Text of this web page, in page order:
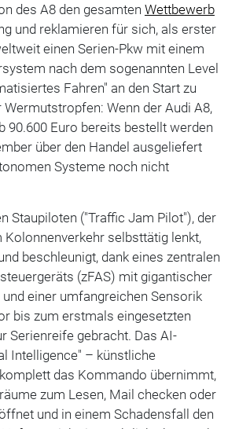
des A8 den gesamten Wettbewerb
und reklamieren für sich, als erster
einen Serien-Pkw mit einem
nach dem sogenannten Level
Fahren" an den Start zu
Wermutstropfen: Wenn der Audi A8,
90.600 Euro bereits bestellt werden
über den Handel ausgeliefert
Systeme noch nicht
Staupiloten ("Traffic Jam Pilot"), der
Kolonnenverkehr selbsttätig lenkt,
beschleunigt, dank eines zentralen
(zFAS) mit gigantischer
einer umfangreichen Sensorik
bis zum erstmals eingesetzten
Serienreife gebracht. Das AI-
Intelligence" – künstliche
das Kommando übernimmt,
zum Lesen, Mail checken oder
und in einem Schadensfall den